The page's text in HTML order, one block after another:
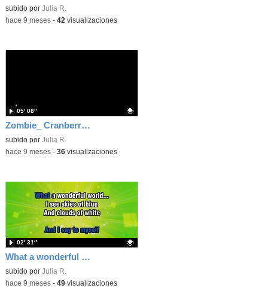
Contenido educativo.
subido por Julia R.
-hace 9 meses- 42 visualizaciones
Zombie_ Cranberries
Contenido educativo.
subido por Julia R.
05′ 08″
-hace 9 meses- 36visualizaciones
What a wonderful world
Contenido educativo.
subido por Julia R.
02′ 31″
-hace 9 meses- 49visualizaciones